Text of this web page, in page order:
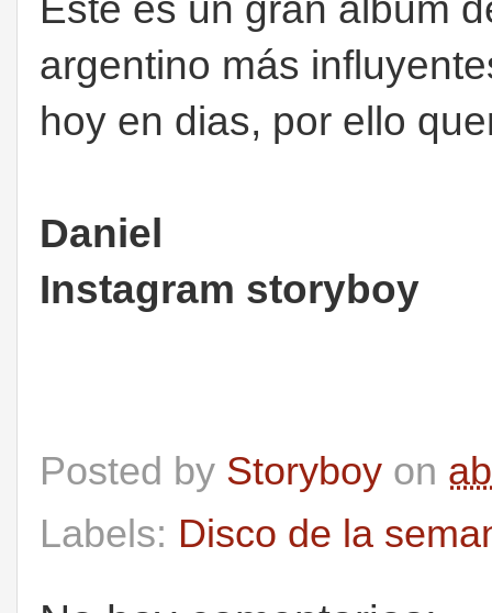
argentino más
hoy en dias, por ello
Daniel
Instagram storyboy
Posted by Storyboy on
Labels: Disco de la